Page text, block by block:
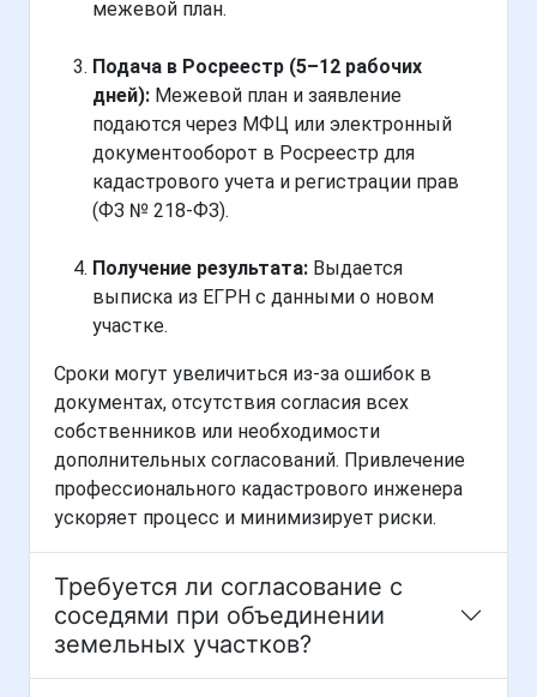
межевой план.
Подача в Росреестр (5–12 рабочих
дней): Межевой план и заявление
подаются через МФЦ или электронный
документооборот в Росреестр для
кадастрового учета и регистрации прав
(ФЗ № 218-ФЗ).
Получение результата: Выдается
выписка из ЕГРН с данными о новом
участке.
Сроки могут увеличиться из-за ошибок в
документах, отсутствия согласия всех
собственников или необходимости
дополнительных согласований. Привлечение
профессионального кадастрового инженера
ускоряет процесс и минимизирует риски.
Требуется ли согласование с
соседями при объединении
земельных участков?